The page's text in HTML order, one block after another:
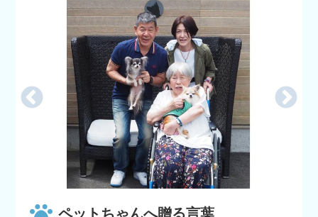
ペットちゃんへ贈る言葉